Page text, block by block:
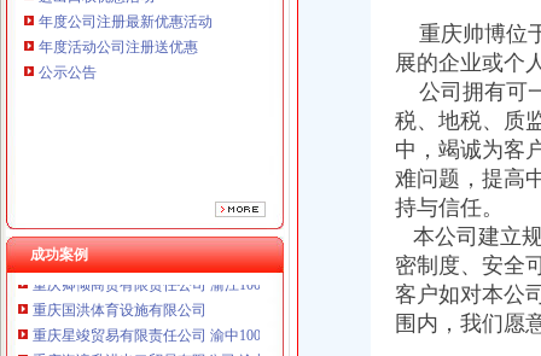
本站导航年度公司注册最新优惠活动
年度活动公司注册送优惠
公示公告
成功案例
重庆傲志众达投资咨询有限责任公司 渝九1000万 （增资）
重庆臣夫商贸有限公司 （执照专让）
重庆卿倾商贸有限责任公司 渝江100万 （工商注册）
重庆国洪体育设施有限公司
重庆星竣贸易有限责任公司 渝中100万 （进出口权）
重庆海谛升进出口贸易有限公司 渝北100万 （进出口权）
重庆帅博位
展的企业或个
公司拥有可
税、地税、质
中，竭诚为客
难问题，提高
持与信任。
本公司建立
密制度、安全
客户如对本公
围内，我们愿